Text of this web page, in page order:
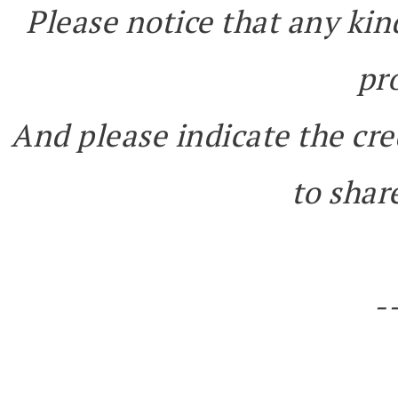
Please notice that any
And please indicate the
to